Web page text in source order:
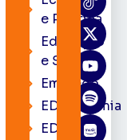
e Política
Educação
e Saúde
Emprego
EDacademia
EDbrasília